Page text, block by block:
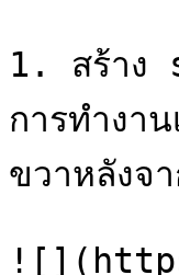
1. สร้าง
การทำง
ขวาหลัง